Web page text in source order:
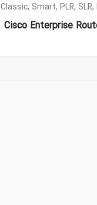
Classic, Smart, PLR, SLR,
Cisco Enterprise